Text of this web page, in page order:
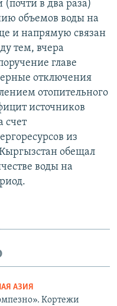
(почти в два раза)
объемов воды на
и напрямую связан
тем, вчера
главе
отключения
отопительного
источников
счет
из
обещал
воды на
АЗИЯ
Кортежи